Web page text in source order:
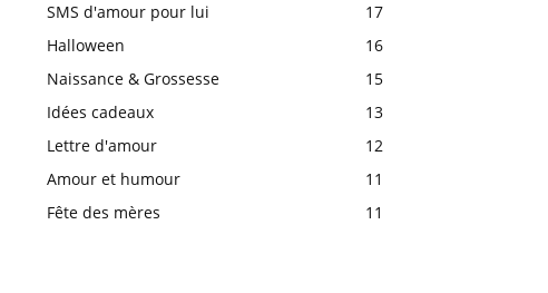
SMS d'amour pour lui
17
Halloween
16
Naissance & Grossesse
15
Idées cadeaux
13
Lettre d'amour
12
Amour et humour
11
Fête des mères
11